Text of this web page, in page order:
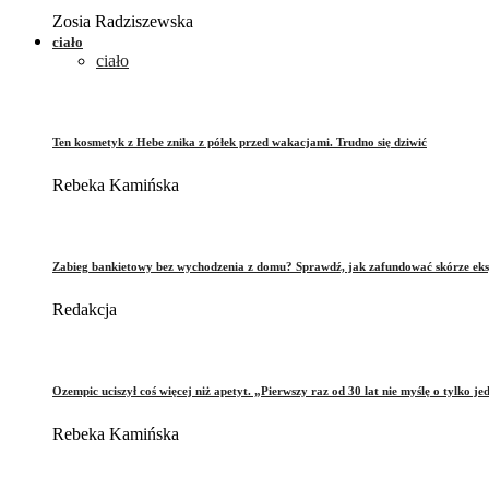
Zosia Radziszewska
ciało
ciało
Ten kosmetyk z Hebe znika z półek przed wakacjami. Trudno się dziwić
Rebeka Kamińska
Zabieg bankietowy bez wychodzenia z domu? Sprawdź, jak zafundować skórze
Redakcja
Ozempic uciszył coś więcej niż apetyt. „Pierwszy raz od 30 lat nie myślę o tylko
Rebeka Kamińska